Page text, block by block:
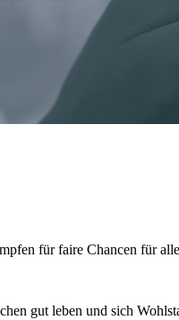
für faire Chancen für
gut leben und sich